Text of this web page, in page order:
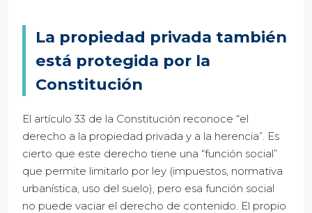
La propiedad privada también
está protegida por la
Constitución
El artículo 33 de la Constitución reconoce “el
derecho a la propiedad privada y a la herencia”. Es
cierto que este derecho tiene una “función social”
que permite limitarlo por ley (impuestos, normativa
urbanística, uso del suelo), pero esa función social
no puede vaciar el derecho de contenido. El propio